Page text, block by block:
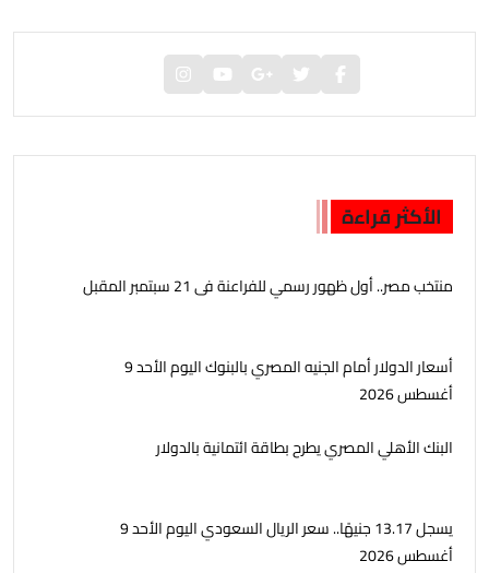
الأكثر قراءة
منتخب مصر.. أول ظهور رسمي للفراعنة فى 21 سبتمبر المقبل
أسعار الدولار أمام الجنيه المصري بالبنوك اليوم الأحد 9
أغسطس 2026
البنك الأهلي المصري يطرح بطاقة ائتمانية بالدولار
يسجل 13.17 جنيهًا.. سعر الريال السعودي اليوم الأحد 9
أغسطس 2026